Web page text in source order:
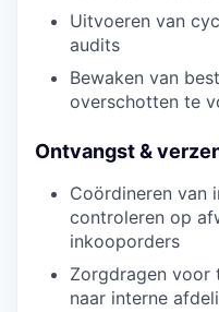
Uitvoeren van
audits
Bewaken van
overschotten te
Ontvangst &
Coördineren van
controleren op
inkooporders
Zorgdragen voor
naar interne